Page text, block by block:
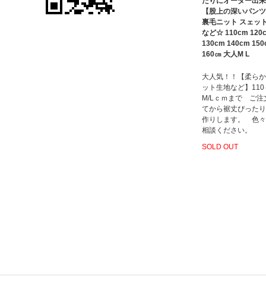
【股上の深いパン
裏毛ニット スェッ
など☆ 110cm
130cm 140cm
160㎝ 大人M L
大人気！！【柔ら
ット生地など】110
M/Lｃｍまで ご注
てから裾丈ぴった
作りします。 色
相談ください。
SOLD OUT